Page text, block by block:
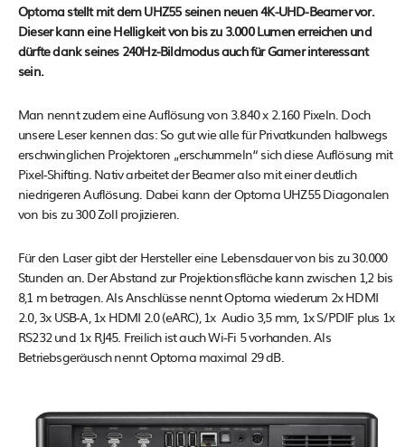
Optoma stellt mit dem UHZ55 seinen neuen 4K-UHD-Beamer vor.
Dieser kann eine Helligkeit von bis zu 3.000 Lumen erreichen und
dürfte dank seines 240Hz-Bildmodus auch für Gamer interessant
sein.
Man nennt zudem eine Auflösung von 3.840 x 2.160 Pixeln. Doch
unsere Leser kennen das: So gut wie alle für Privatkunden halbwegs
erschwinglichen Projektoren „erschummeln“ sich diese Auflösung mit
Pixel-Shifting. Nativ arbeitet der Beamer also mit einer deutlich
niedrigeren Auflösung. Dabei kann der Optoma UHZ55 Diagonalen
von bis zu 300 Zoll projizieren.
Für den Laser gibt der Hersteller eine Lebensdauer von bis zu 30.000
Stunden an. Der Abstand zur Projektionsfläche kann zwischen 1,2 bis
8,1 m betragen. Als Anschlüsse nennt Optoma wiederum 2x HDMI
2.0, 3x USB-A, 1x HDMI 2.0 (eARC), 1x Audio 3,5 mm, 1x S/PDIF plus 1x
RS232 und 1x RJ45. Freilich ist auch Wi-Fi 5 vorhanden. Als
Betriebsgeräusch nennt Optoma maximal 29 dB.